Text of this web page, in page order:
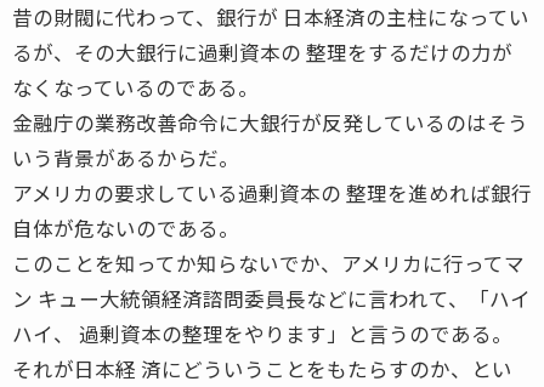
昔の財閥に代わって、銀行が 日本経済の主柱になってい
るが、その大銀行に過剰資本の 整理をするだけの力が
なくなっているのである。
金融庁の業務改善命令に大銀行が反発しているのはそう
いう背景があるからだ。
アメリカの要求している過剰資本の 整理を進めれば銀行
自体が危ないのである。
このことを知ってか知らないでか、アメリカに行ってマ
ン キュー大統領経済諮問委員長などに言われて、「ハイ
ハイ、 過剰資本の整理をやります」と言うのである。
それが日本経 済にどういうことをもたらすのか、とい